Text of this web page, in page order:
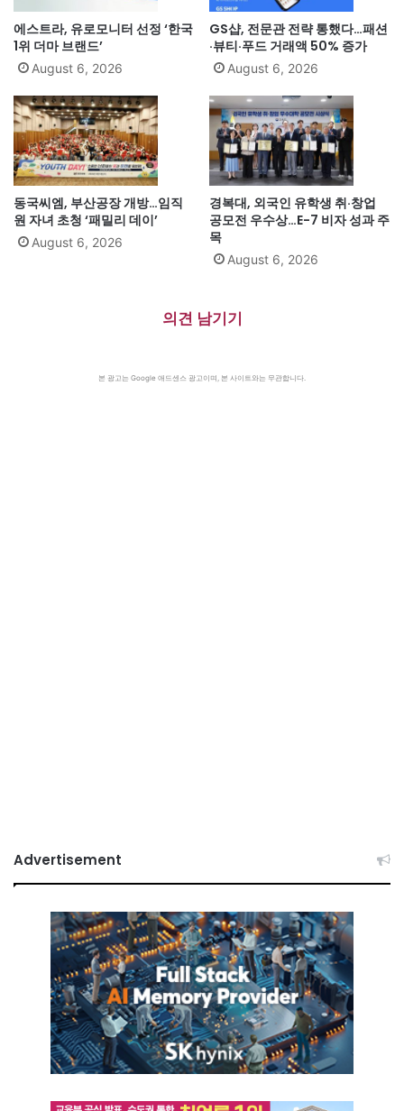
에스트라, 유로모니터 선정 ‘한국
1위 더마 브랜드’
August 6, 2026
GS샵, 전문관 전략 통했다…패션
·뷰티·푸드 거래액 50% 증가
August 6, 2026
동국씨엠, 부산공장 개방…임직
원 자녀 초청 ‘패밀리 데이’
August 6, 2026
경복대, 외국인 유학생 취·창업
공모전 우수상…E-7 비자 성과 주
목
August 6, 2026
의견 남기기
본 광고는 Google 애드센스 광고이며, 본 사이트와는 무관합니다.
Advertisement